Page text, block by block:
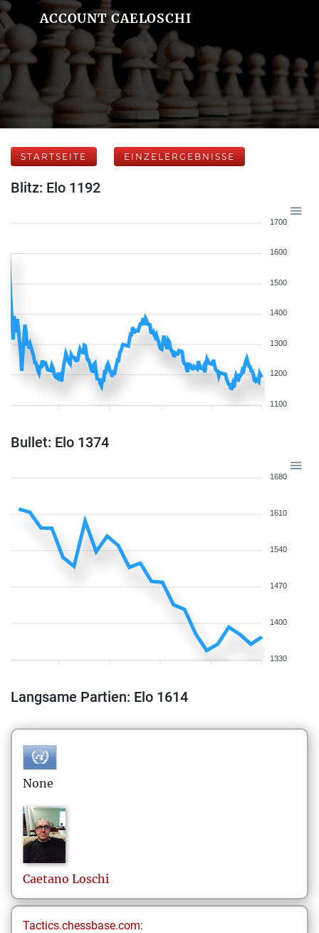
ACCOUNT CAELOSCHI
STARTSEITE EINZELERGEBNISSE
Blitz: Elo 1192
1700
1600
1500
1400
1300
1200
1100
Bullet: Elo 1374
1680
1610
1540
1470
1400
1330
Langsame Partien: Elo 1614
None
Caetano Loschi
Tactics.chessbase.com: